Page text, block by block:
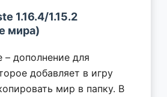
1.16.4/1.15.2
мира)
дополнение для
добавляет в игру
мир в папку. В